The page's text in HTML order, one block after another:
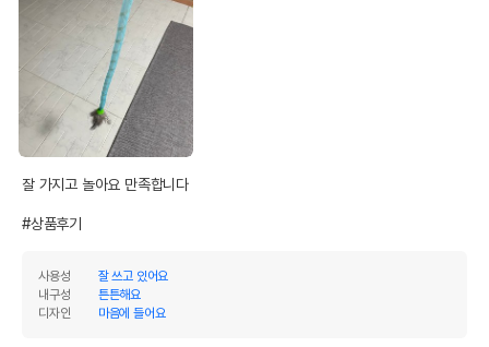
잘 가지고 놀아요 만족합니다
#상품후기
사용성
잘 쓰고 있어요
내구성
튼튼해요
디자인
마음에 들어요